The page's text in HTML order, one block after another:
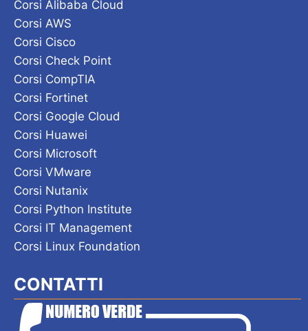
Corsi Alibaba Cloud
Corsi AWS
Corsi Cisco
Corsi Check Point
Corsi CompTIA
Corsi Fortinet
Corsi Google Cloud
Corsi Huawei
Corsi Microsoft
Corsi VMware
Corsi Nutanix
Corsi Python Institute
Corsi IT Management
Corsi Linux Foundation
CONTATTI